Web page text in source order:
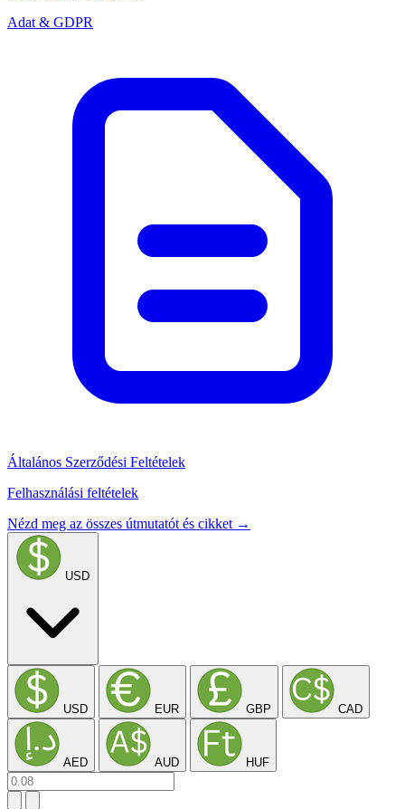
Adat & GDPR
Általános Szerződési Feltételek
Felhasználási feltételek
Nézd meg az összes útmutatót és cikket →
USD
USD EUR GBP CAD
AED AUD HUF